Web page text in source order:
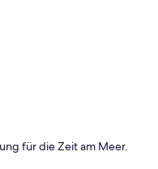
für die Zeit am Meer.